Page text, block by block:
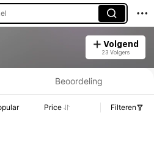
Volgend
23 Volgers
Verkoop- en Voorraadgegevens.
Beoordeling
Price Filteren